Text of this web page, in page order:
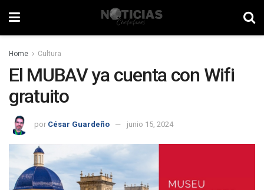
Home Cultura
El MUBAV ya cuenta con Wifi
gratuito
por César Guardeño junio 15, 2024